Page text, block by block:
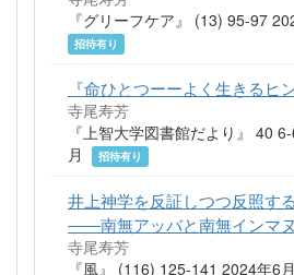
『グリーフケア』 (13) 95-97
招待有り
『命ひとつーーよく生きるヒ
寺尾寿芳
『上智大学図書館だより』 40
月
招待有り
井上神学を反証しつつ反照す
――南無アッバと南無インマ
寺尾寿芳
『風』 (116) 125-141 2024年6月